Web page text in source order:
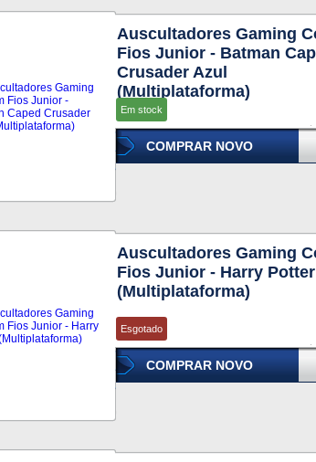
Auscultadores Gaming
Fios Junior - Batman
Crusader Azul
(Multiplataforma)
Em stock
COMPRAR NOVO
Auscultadores Gaming
Fios Junior - Harry Potter
(Multiplataforma)
Esgotado
COMPRAR NOVO